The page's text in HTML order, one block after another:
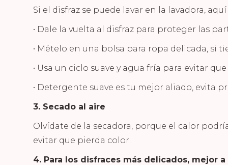
Si el disfraz se puede lavar en la lavadora,
• Dale la vuelta al disfrazpara proteger las
• Mételo en una bolsa para ropa delicada, si
• Usa un ciclo suave y agua fría para evitar
• Detergente suave es tu mejor aliado, evita
3. Secado al aire
Olvídate de la secadora, porque el calor
evitar que pierda color.
4. Para los disfraces más delicados, mejor a